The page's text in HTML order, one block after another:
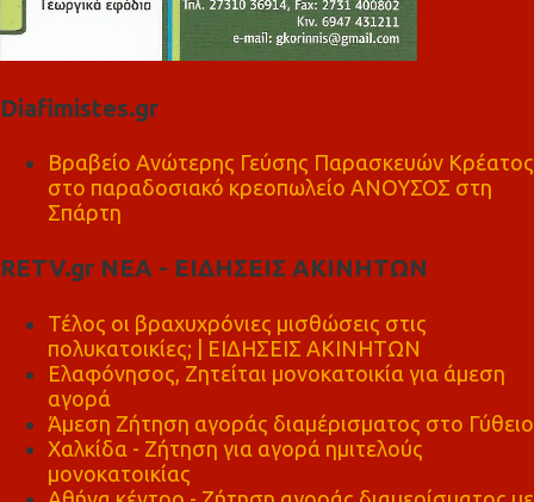
Diafimistes.gr
Βραβείο Ανώτερης Γεύσης Παρασκευών Κρέατος
στο παραδοσιακό κρεοπωλείο ΑΝΟΥΣΟΣ στη
Σπάρτη
RETV.gr ΝΕΑ - ΕΙΔΗΣΕΙΣ ΑΚΙΝΗΤΩΝ
Τέλος οι βραχυχρόνιες μισθώσεις στις
πολυκατοικίες; | ΕΙΔΗΣΕΙΣ ΑΚΙΝΗΤΩΝ
Ελαφόνησος, Ζητείται μονοκατοικία για άμεση
αγορά
Άμεση Ζήτηση αγοράς διαμέρισματος στο Γύθειο
Χαλκίδα - Ζήτηση για αγορά ημιτελούς
μονοκατοικίας